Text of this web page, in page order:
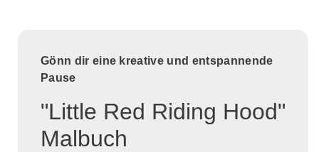
Gönn dir eine kreative und entspannende
Pause
"Little Red Riding Hood"
Malbuch